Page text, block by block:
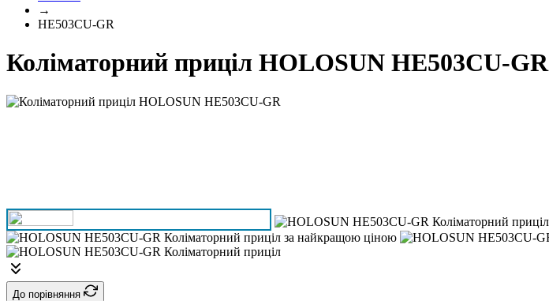
→
HE503CU-GR
Коліматорний приціл HOLOSUN HE503CU-GR
До порівняння